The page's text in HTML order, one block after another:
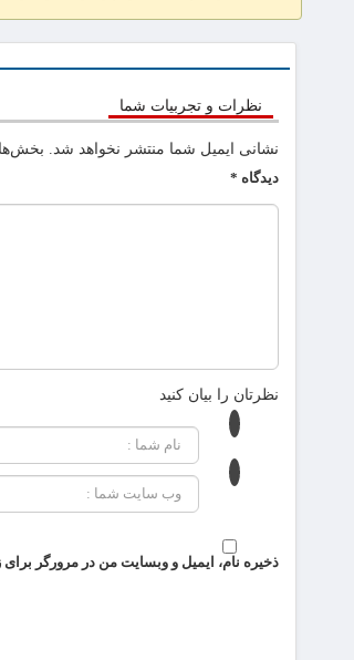
نظرات و تجربیات شما
نشانی ایمیل شما منتشر نخواهد شد.
دیدگاه *
نظرتان را بیان کنید
ذخیره نام، ایمیل و وبسایت من در مرورگر